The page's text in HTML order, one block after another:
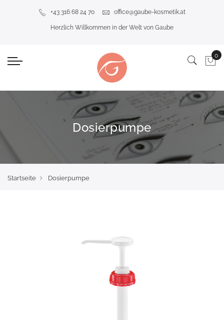
+43 316 68 24 70 office@gaube-kosmetik.at
Herzlich Willkommen in der Welt von Gaube
Dosierpumpe
Startseite Dosierpumpe